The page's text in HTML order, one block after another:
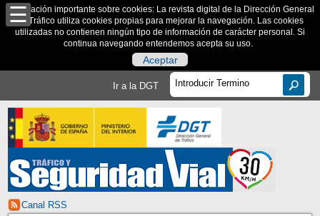
Información importante sobre cookies: La revista digital de la Dirección General
de Tráfico utiliza cookies propias para mejorar la navegación. Las cookies
utilizadas no contienen ningún tipo de información de carácter personal. Si
continua navegando entendemos acepta su uso.
Aceptar
Ir a la DGT
Canal RSS